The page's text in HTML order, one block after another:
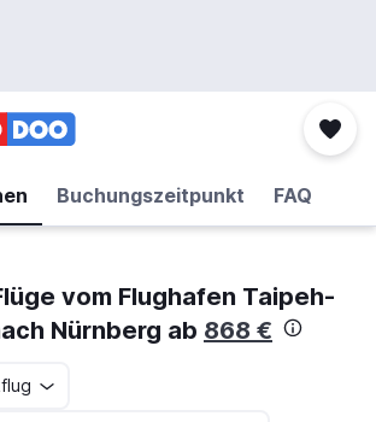
Buchungszeitpunkt FAQ
vom Flughafen Taipeh-
Nürnberg ab 868 €